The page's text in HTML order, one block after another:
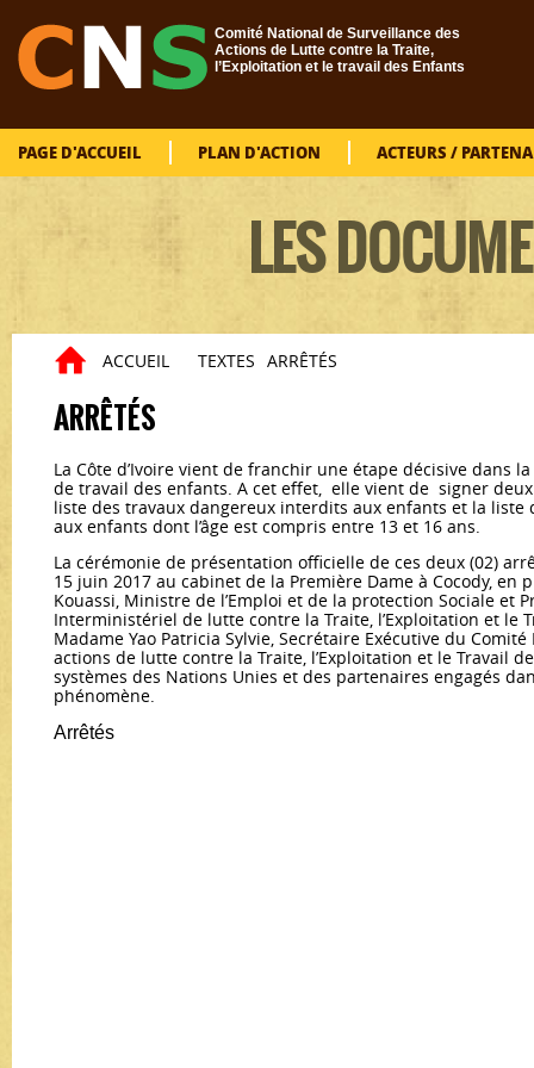
Comité National de Surveillance des
Actions de Lutte contre la Traite,
l’Exploitation et le travail des Enfants
PAGE D'ACCUEIL PLAN D'ACTION ACTEURS /
LES
Vous êtes ici
ACCUEIL TEXTES ARRÊTÉS
ARRÊTÉS
La Côte d’Ivoire vient de franchir une étape décisive dans
de travail des enfants. A cet effet, elle vient de signer
liste des travaux dangereux interdits aux enfants et la
aux enfants dont l’âge est compris entre 13 et 16 ans.
La cérémonie de présentation officielle de ces deux (02)
15 juin 2017 au cabinet de la Première Dame à Cocody, en
Kouassi, Ministre de l’Emploi et de la protection Sociale et
Interministériel de lutte contre la Traite, l’Exploitation et le
Madame Yao Patricia Sylvie, Secrétaire Exécutive du
actions de lutte contre la Traite, l’Exploitation et le Travail
systèmes des Nations Unies et des partenaires engagés
phénomène.
Arrêtés